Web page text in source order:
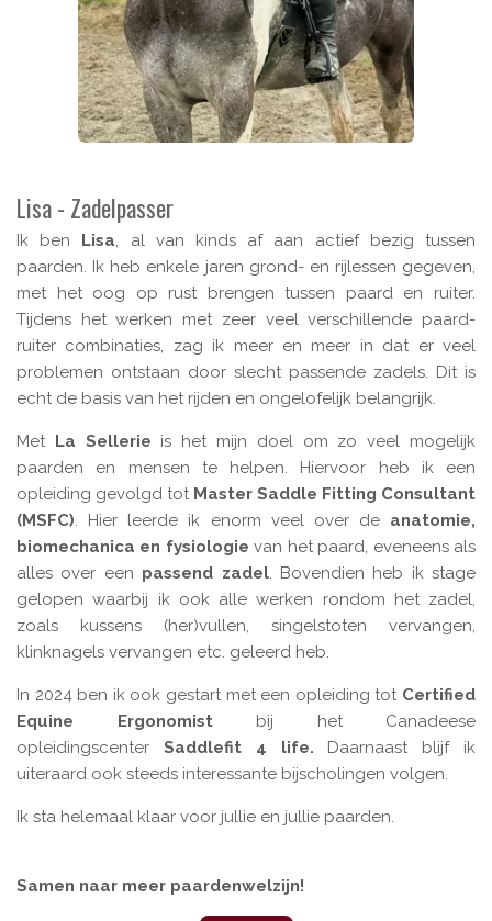
Lisa - Zadelpasser
Ik ben Lisa, al van kinds af aan actief bezig tussen
paarden. Ik heb enkele jaren grond- en rijlessen gegeven,
met het oog op rust brengen tussen paard en ruiter.
Tijdens het werken met zeer veel verschillende paard-
ruiter combinaties, zag ik meer en meer in dat er veel
problemen ontstaan door slecht passende zadels. Dit is
echt de basis van het rijden en ongelofelijk belangrijk.
Met La Sellerie is het mijn doel om zo veel mogelijk
paarden en mensen te helpen. Hiervoor heb ik een
opleiding gevolgd tot Master Saddle Fitting Consultant
(MSFC). Hier leerde ik enorm veel over de anatomie,
biomechanica en fysiologie van het paard, eveneens als
alles over een passend zadel. Bovendien heb ik stage
gelopen waarbij ik ook alle werken rondom het zadel,
zoals kussens (her)vullen, singelstoten vervangen,
klinknagels vervangen etc. geleerd heb.
In 2024 ben ik ook gestart met een opleiding tot Certified
Equine Ergonomistbij het Canadeese
opleidingscenter Saddlefit 4 life. Daarnaast blijf ik
uiteraard ook steeds interessante bijscholingen volgen.
Ik sta helemaal klaar voor jullie en jullie paarden.
Samen naar meer paardenwelzijn!